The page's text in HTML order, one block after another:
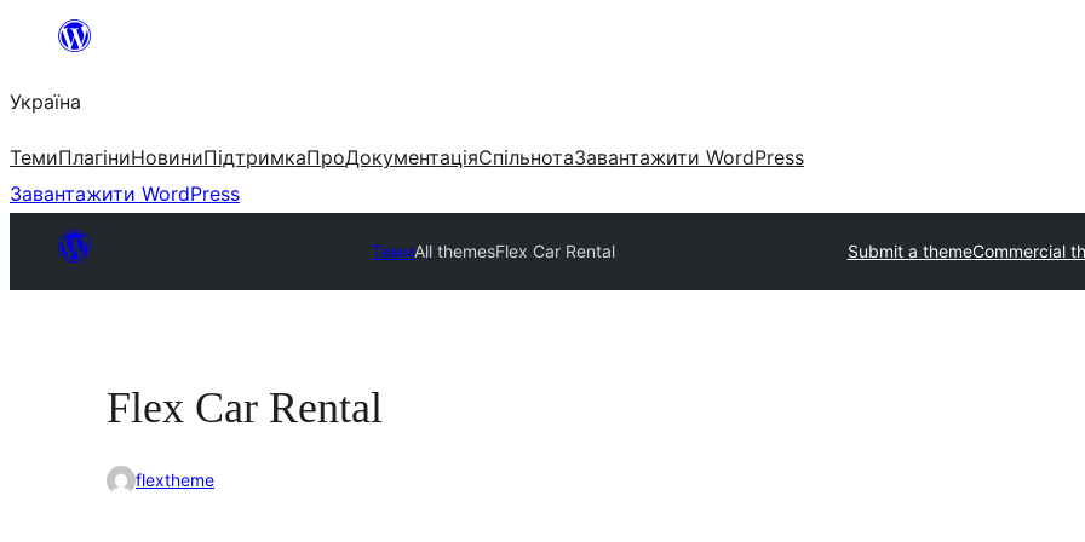
Перейти
вмісту
Україна
ТемиПлагіниНовиниПідтримкаПроДокументаціяСпільнотаЗавантажити WordPress
Завантажити WordPress
ТемиAll themesFlex Car Rental Submit a themeCommercial
Flex Car Rental
flextheme